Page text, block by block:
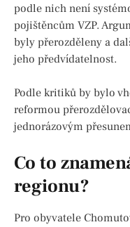
podle nich není
pojištěncům VZP.
byly přerozděleny a
jeho předvídatelnost.
Podle kritiků by bylo
reformou
jednorázovým
Co to
regionu?
Pro obyvatele